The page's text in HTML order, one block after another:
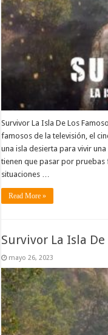
Survivor La Isla De Los
famosos de la televisión, el
una isla desierta para vivir
tienen que pasar por pruebas
situaciones …
Read More »
Survivor La Isla
mayo 26, 2023